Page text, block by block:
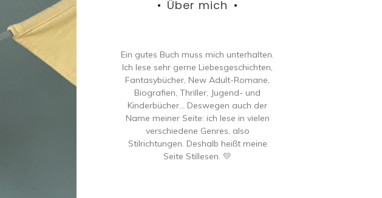
Über mich
Ein gutes Buch muss mich unterhalten.
Ich lese sehr gerne Liebesgeschichten,
Fantasybücher, New Adult-Romane,
Biografien, Thriller, Jugend- und
Kinderbücher… Deswegen auch der
Name meiner Seite: ich lese in vielen
verschiedene Genres, also
Stilrichtungen. Deshalb heißt meine
Seite Stillesen. 💛